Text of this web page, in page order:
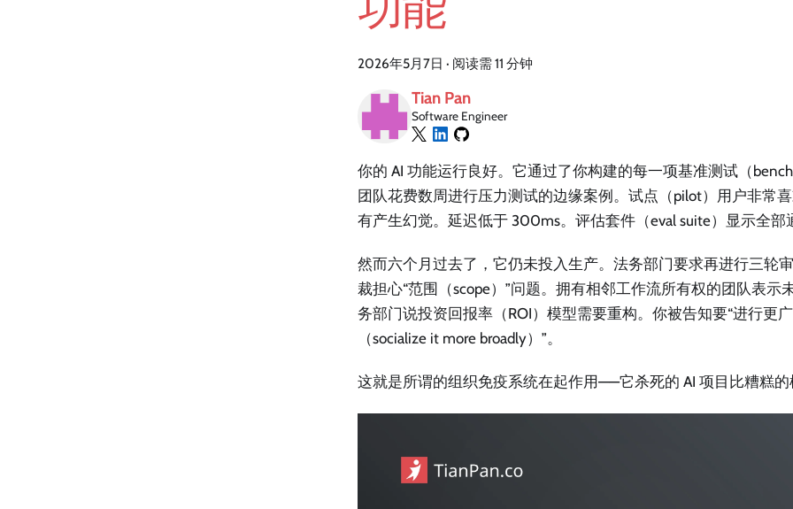
2026年5月7日 · 阅读需 11 分钟
Tian Pan
Software Engineer
你的 AI 功能运行良好。它通过了你构建的每一项基准测试（
团队花费数周进行压力测试的边缘案例。试点（pilot）用户非常
有产生幻觉。延迟低于 300ms。评估套件（eval suite）显示全部
然而六个月过去了，它仍未投入生产。法务部门要求再进行三轮
裁担心“范围（scope）”问题。拥有相邻工作流所有权的团队表示
务部门说投资回报率（ROI）模型需要重构。你被告知要“进行更
（socialize it more broadly）”。
这就是所谓的组织免疫系统在起作用——它杀死的 AI 项目比糟糕